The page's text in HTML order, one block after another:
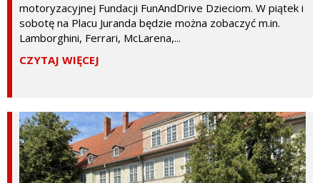
motoryzacyjnej Fundacji FunAndDrive Dzieciom. W piątek i
sobotę na Placu Juranda będzie można zobaczyć m.in.
Lamborghini, Ferrari, McLarena,...
CZYTAJ WIĘCEJ